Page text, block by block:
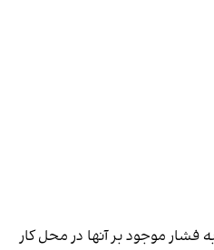
فشار موجود بر آنها در محل کار